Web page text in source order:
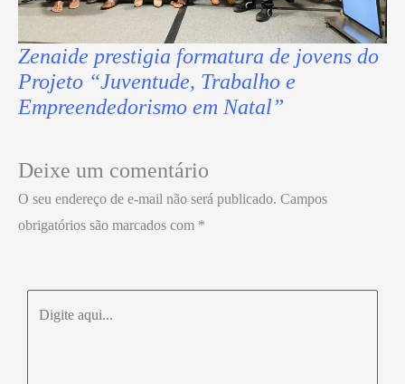
Zenaide prestigia formatura de jovens do
Projeto “Juventude, Trabalho e
Empreendedorismo em Natal”
Deixe um comentário
O seu endereço de e-mail não será publicado. Campos
obrigatórios são marcados com *